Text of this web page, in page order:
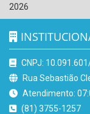
2026
CNPJ:
Rua Sebastião
Atendimento:
(81) 3755-1257